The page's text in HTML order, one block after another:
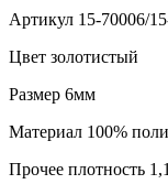
Артикул 15-70006/
Цвет золотистый
Размер 6мм
Материал 100%
Прочее плотность